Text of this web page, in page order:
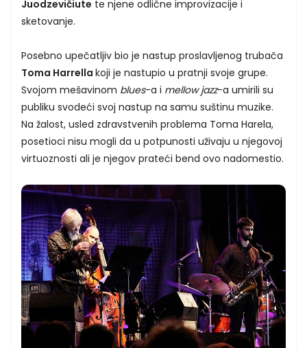
Juodzevičiute te njene odlične improvizacije i
sketovanje.
Posebno upečatljiv bio je nastup proslavljenog trubača
Toma Harrella koji je nastupio u pratnji svoje grupe.
Svojom mešavinom blues-a i mellow jazz-a umirili su
publiku svodeći svoj nastup na samu suštinu muzike.
Na žalost, usled zdravstvenih problema Toma Harela,
posetioci nisu mogli da u potpunosti uživaju u njegovoj
virtuoznosti ali je njegov prateći bend ovo nadomestio.